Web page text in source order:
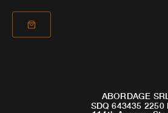
ABORDAGE SRL
SDQ 643435 2250